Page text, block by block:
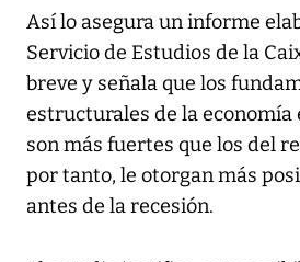
Así lo asegura un informe
Servicio de Estudios de la
breve y señala que los
estructurales de la economía
son más fuertes que los del
por tanto, le otorgan más
antes de la recesión.